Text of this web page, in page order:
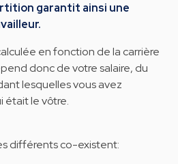
garantit ainsi une
en fonction de la carrière
donc de votre salaire, du
lesquelles vous avez
était le vôtre.
différents co-existent: